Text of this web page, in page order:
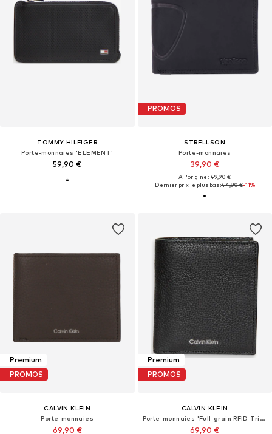
TOMMY HILFIGER
Porte-monnaies 'ELEMENT'
59,90 €
PROMOS
STRELLSON
Porte-monnaies
39,90 €
À l'origine : 49,90 €
Dernier prix le plus bas :44,90 €-11%
Premium
PROMOS
CALVIN KLEIN
Porte-monnaies
69,90 €
Premium
PROMOS
CALVIN KLEIN
Porte-monnaies 'Full-grain RFID Trifold'
69,90 €